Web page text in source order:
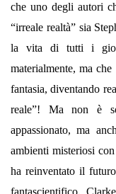
che uno degli autori
“irreale realtà” sia
la vita di tutti i
materialmente, ma
fantasia, diventando
reale”! Ma non è
appassionato, ma
ambienti misteriosi
ha reinventato il